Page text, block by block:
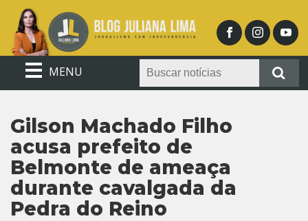
MENU
Gilson Machado Filho
acusa prefeito de
Belmonte de ameaça
durante cavalgada da
Pedra do Reino